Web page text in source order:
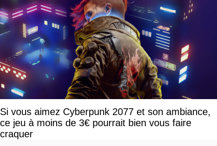
Si vous aimez Cyberpunk 2077 et son ambiance,
ce jeu à moins de 3€ pourrait bien vous faire
craquer